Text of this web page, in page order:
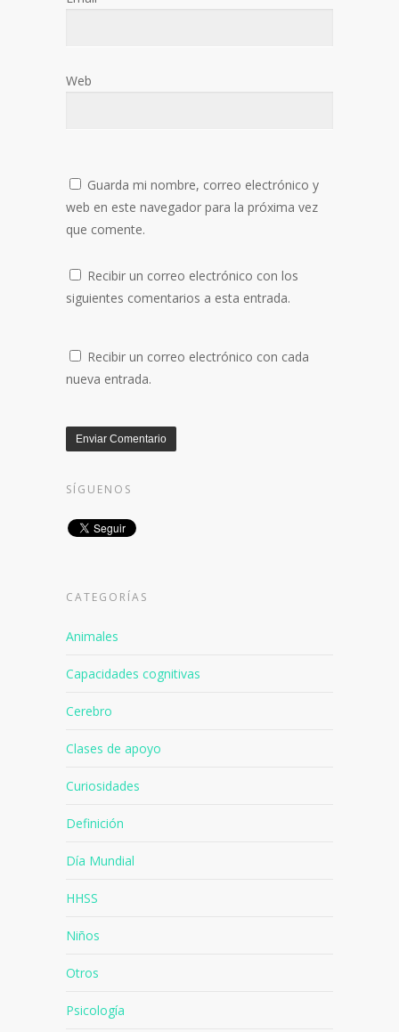
Web
Guarda mi nombre, correo electrónico y
web en este navegador para la próxima vez
que comente.
Recibir un correo electrónico con los
siguientes comentarios a esta entrada.
Recibir un correo electrónico con cada
nueva entrada.
SÍGUENOS
CATEGORÍAS
Animales
Capacidades cognitivas
Cerebro
Clases de apoyo
Curiosidades
Definición
Día Mundial
HHSS
Niños
Otros
Psicología